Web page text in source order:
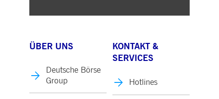
ÜBER UNS
Deutsche Börse
Group
KONTAKT &
SERVICES
Hotlines